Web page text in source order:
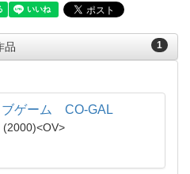
1
品
ゲーム CO-GAL
2000
OV